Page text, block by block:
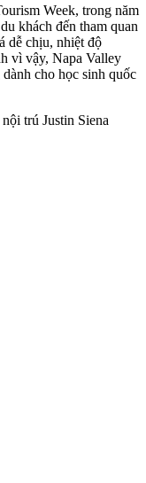
Week, trong năm
khách đến tham quan
dễ chịu, nhiệt độ
vì vậy, Napa Valley
cho học sinh quốc